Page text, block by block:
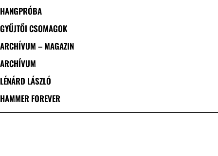
HANGPRÓBA
GYŰJTŐI CSOMAGOK
ARCHÍVUM – MAGAZIN
ARCHÍVUM
LÉNÁRD LÁSZLÓ
HAMMER FOREVER